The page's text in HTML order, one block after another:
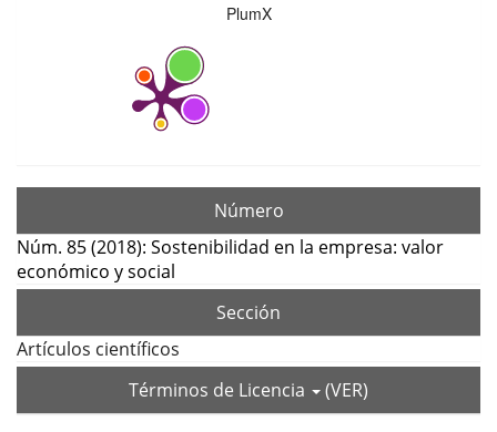
PlumX
Número
Núm. 85 (2018): Sostenibilidad en la empresa: valor
económico y social
Sección
Artículos científicos
Términos de Licencia
(VER)